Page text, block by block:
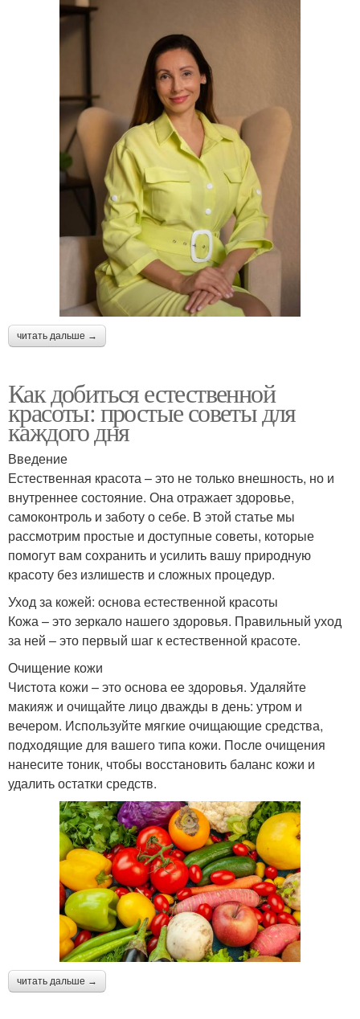
читать дальше →
Как добиться естественной
красоты: простые советы для
каждого дня
Введение
Естественная красота – это не только внешность, но и
внутреннее состояние. Она отражает здоровье,
самоконтроль и заботу о себе. В этой статье мы
рассмотрим простые и доступные советы, которые
помогут вам сохранить и усилить вашу природную
красоту без излишеств и сложных процедур.
Уход за кожей: основа естественной красоты
Кожа – это зеркало нашего здоровья. Правильный уход
за ней – это первый шаг к естественной красоте.
Очищение кожи
Чистота кожи – это основа ее здоровья. Удаляйте
макияж и очищайте лицо дважды в день: утром и
вечером. Используйте мягкие очищающие средства,
подходящие для вашего типа кожи. После очищения
нанесите тоник, чтобы восстановить баланс кожи и
удалить остатки средств.
читать дальше →